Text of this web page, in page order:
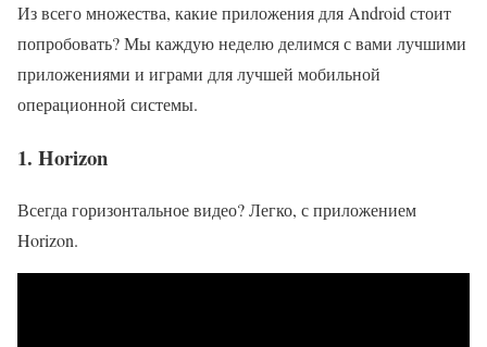
Из всего множества, какие приложения для Android стоит
попробовать? Мы каждую неделю делимся с вами лучшими
приложениями и играми для лучшей мобильной
операционной системы.
1. Horizon
Всегда горизонтальное видео? Легко, с приложением
Horizon.